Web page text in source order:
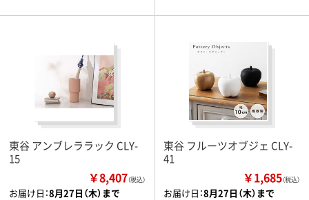
東谷 アンブレララック CLY-
15
￥8,407（税込）
お届け日：8月27日（木）まで
東谷 フルーツオブジェ CLY-
41
￥1,685（税込）
お届け日：8月27日（木）まで